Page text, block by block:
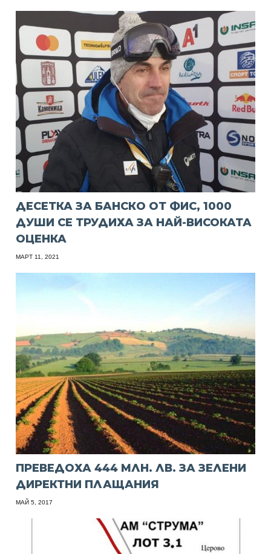
ДЕСЕТКА ЗА БАНСКО ОТ ФИС, 1000
ДУШИ СЕ ТРУДИХА ЗА НАЙ-ВИСОКАТА
ОЦЕНКА
МАРТ 11, 2021
ПРЕВЕДОХА 444 МЛН. ЛВ. ЗА ЗЕЛЕНИ
ДИРЕКТНИ ПЛАЩАНИЯ
МАЙ 5, 2017